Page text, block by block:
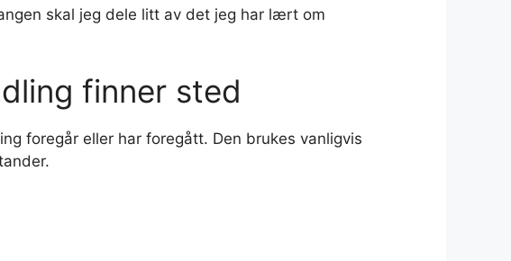
skal jeg dele litt av det jeg har lært om
finner sted
foregår eller har foregått. Den brukes vanligvis